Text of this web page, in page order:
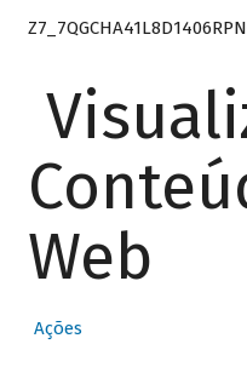
Web
Ações